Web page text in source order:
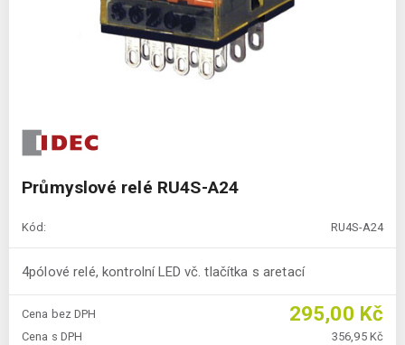
Průmyslové relé RU4S-A24
Kód: RU4S-A24
4pólové relé, kontrolní LED vč. tlačítka s aretací
Cena bez DPH 295,00 Kč
Cena s DPH 356,95 Kč